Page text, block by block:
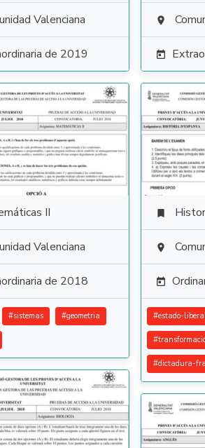
Valenciana
de 2019


II
Valenciana
de 2018
#sistemas #geometria



#estado-
#
#dictadura-